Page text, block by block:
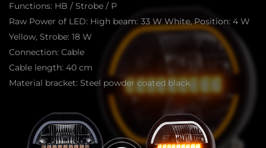
Functions: HB / Strobe / P
Raw Power of LED: High beam: 33 W White, Position: 4 W
Yellow, Strobe: 18 W
Connection: Cable
Cable length: 40 cm
Material bracket: Steel powder coated black